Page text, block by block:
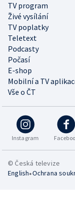
TV program
Živé vysílání
TV poplatky
Teletext
Podcasty
Počasí
E-shop
Mobilní a TV
Vše o ČT
Instagram
© Česká televize
English•Ochrana